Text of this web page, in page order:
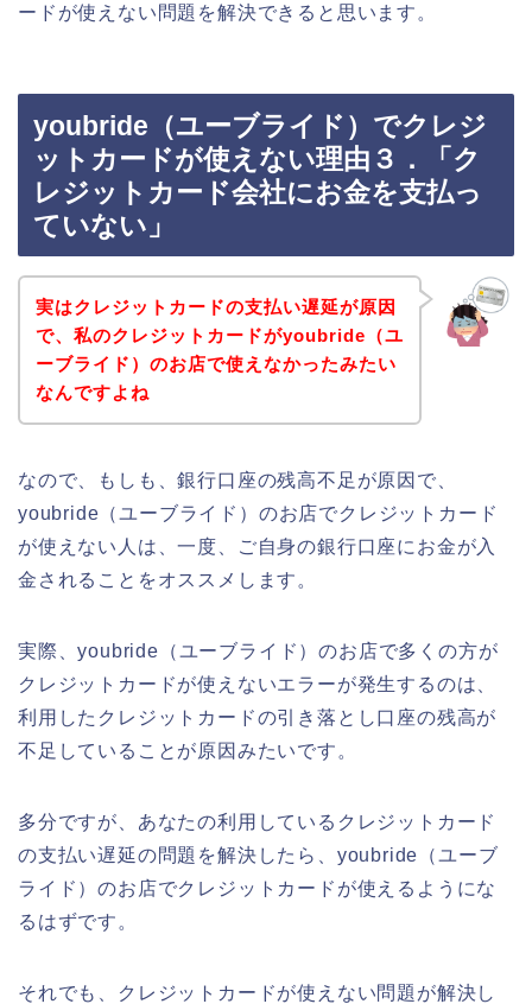
ードが使えない問題を解決できると思います。
youbride（ユーブライド）でクレジ
ットカードが使えない理由３．「ク
レジットカード会社にお金を支払っ
ていない」
実はクレジットカードの支払い遅延が原因
で、私のクレジットカードがyoubride（ユ
ーブライド）のお店で使えなかったみたい
なんですよね
なので、もしも、銀行口座の残高不足が原因で、
youbride（ユーブライド）のお店でクレジットカード
が使えない人は、一度、ご自身の銀行口座にお金が入
金されることをオススメします。
実際、youbride（ユーブライド）のお店で多くの方が
クレジットカードが使えないエラーが発生するのは、
利用したクレジットカードの引き落とし口座の残高が
不足していることが原因みたいです。
多分ですが、あなたの利用しているクレジットカード
の支払い遅延の問題を解決したら、youbride（ユーブ
ライド）のお店でクレジットカードが使えるようにな
るはずです。
それでも、クレジットカードが使えない問題が解決し